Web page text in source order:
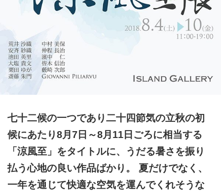
七十二候の一つであり二十四節気の立秋の初
候にあたり8月7日～8月11日ごろに相当する
「涼風至」をタイトルに、うだる暑さを振り
払う心地の良い作品ばかり。 夏だけでなく、
一年を通じて快適な空気を運んでくれそうな